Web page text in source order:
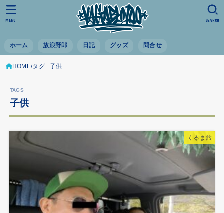
ホーム 放浪野郎 日記 グッズ 問合せ
SEARCH
MENU
HOME タグ : 子供
子供
くるま旅